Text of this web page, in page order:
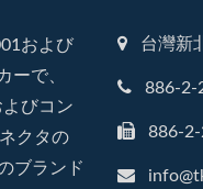
および
ーで、
びコン
クタの
ブランド
台灣新
886-2-
886-